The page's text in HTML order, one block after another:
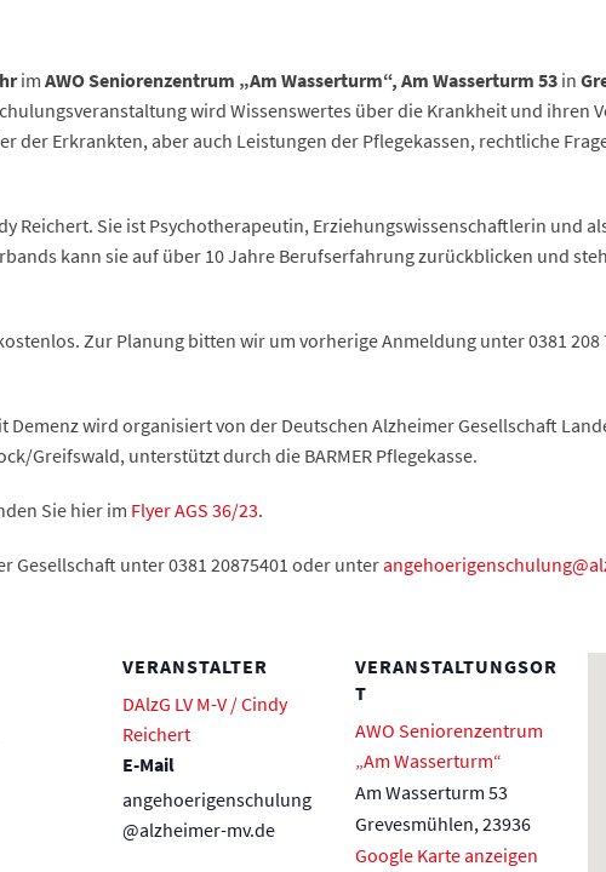
imAWO Seniorenzentrum „Am Wasserturm“, Am Wasserturm 53 in
wird Wissenswertes über die Krankheit und
der Erkrankten, aber auch Leistungen der Pflegekassen, rechtliche
Reichert. Sie ist Psychotherapeutin, Erziehungswissenschaftlerin und
kann sie auf über 10 Jahre Berufserfahrung zurückblicken und
Zur Planung bitten wir um vorherige Anmeldung unter 0381 208
wird organisiert von der Deutschen Alzheimer Gesellschaft
Greifswald, unterstützt durch die BARMER Pflegekasse.
Sie hier im Flyer AGS 36/23.
Gesellschaft unter 0381 20875401 oder unter
VERANSTALTER
DAlzG LV M-V / Cindy
Reichert
E-Mail
angehoerigenschulung
@alzheimer-mv.de
VERANSTALTUNGSOR
T
AWO Seniorenzentrum
„Am Wasserturm“
Am Wasserturm 53
Grevesmühlen,23936
Google Karte anzeigen